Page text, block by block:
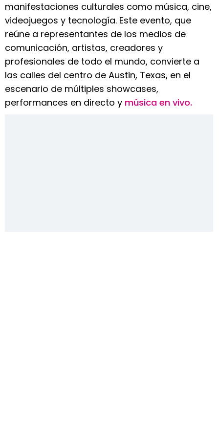
manifestaciones culturales como música, cine,
videojuegos y tecnología. Este evento, que
reúne a representantes de los medios de
comunicación, artistas, creadores y
profesionales de todo el mundo, convierte a
las calles del centro de Austin, Texas, en el
escenario de múltiples showcases,
performances en directo y música en vivo.